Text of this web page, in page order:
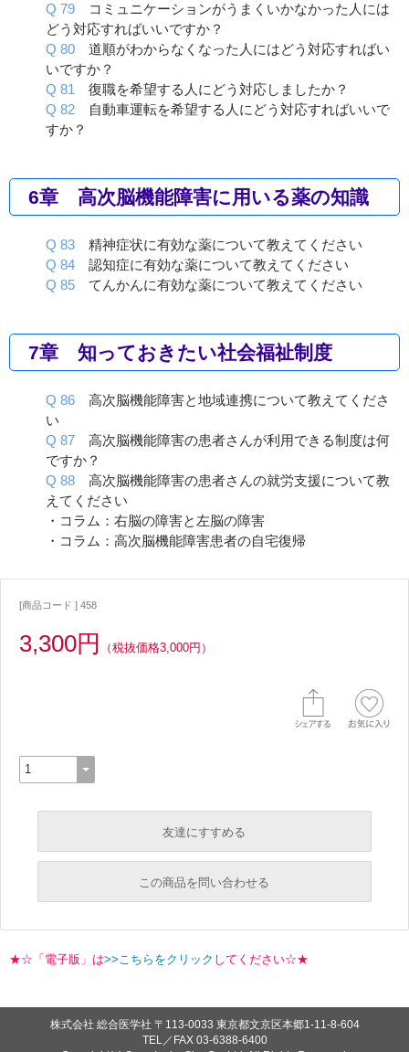
Q 79 コミュニケーションがうまくいかなかった人には
どう対応すればいいですか？
Q 80 道順がわからなくなった人にはどう対応すればい
いですか？
Q 81
復職を希望する人にどう対応しましたか？
Q 82 自動車運転を希望する人にどう対応すればいいで
すか？
6章 高次脳機能障害に用いる薬の知識
Q 83 精神症状に有効な薬について教えてください
Q 84 認知症に有効な薬について教えてください
Q 85 てんかんに有効な薬について教えてください
7章 知っておきたい社会福祉制度
Q 86 高次脳機能障害と地域連携について教えてくださ
い
Q 87 高次脳機能障害の患者さんが利用できる制度は何
ですか？
Q 88 高次脳機能障害の患者さんの就労支援について教
えてください
・コラム：右脳の障害と左脳の障害
・コラム：高次脳機能障害患者の自宅復帰
[商品コード ] 458
3,300円 （税抜価格3,000円）
友達にすすめる
必須
この商品を問い合わせる
★☆「電子版」は>>こちらをクリック してください☆★
株式会社 総合医学社 〒113-0033 東京都文京区本郷1-11-8-604
TEL／FAX 03-6388-6400